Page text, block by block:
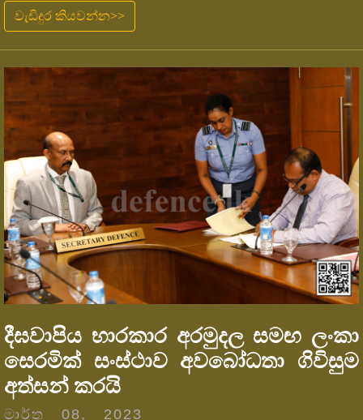
වැඩිදුර කියවන්න>>
දීඝවාපිය භාරකාර අරමුදල සමඟ ලංකා
සෙරමික් සංස්ථාව අවබෝධතා ගිවිසුම
අත්සන් කරයි
මාර්තු 08, 2023